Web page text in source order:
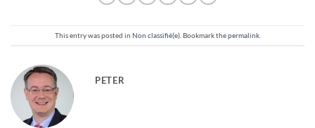
This entry was posted in Non classifié(e). Bookmark thepermalink.
PETER